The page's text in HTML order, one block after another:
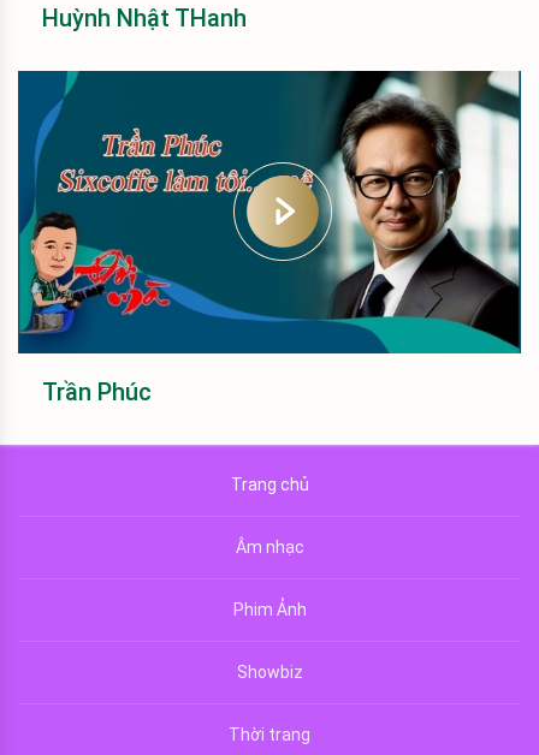
Huỳnh Nhật THanh
Trần Phúc
Trang chủ
Âm nhạc
Phim Ảnh
Showbiz
Thời trang